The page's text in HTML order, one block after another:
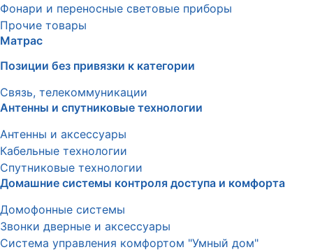
Фонари и переносные световые приборы
Прочие товары
Матрас
Позиции без привязки к категории
Связь, телекоммуникации
Антенны и спутниковые технологии
Антенны и аксессуары
Кабельные технологии
Спутниковые технологии
Домашние системы контроля доступа и комфорта
Домофонные системы
Звонки дверные и аксессуары
Система управления комфортом "Умный дом"